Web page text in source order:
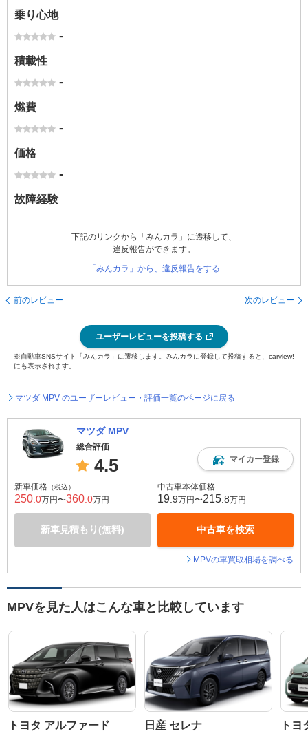
乗り心地
-
積載性
-
燃費
-
価格
-
故障経験
下記のリンクから「みんカラ」に遷移して、
違反報告ができます。
「みんカラ」から、違反報告をする
前のレビュー 次のレビュー
ユーザーレビューを投稿する
※自動車SNSサイト「みんカラ」に遷移します。みんカラに登録して投稿すると、carview!
にも表示されます。
マツダ MPV のユーザーレビュー・評価一覧のページに戻る
マツダ MPV
総合評価
4.5 マイカー登録
新車価格 （税込）
250 .0万円〜360 .0万円
新車見積もり(無料)
中古車本体価格
19 .9万円〜215 .8万円
中古車を検索
MPVの車買取相場を調べる
MPVを見た人はこんな車と比較しています
トヨタ アルファード 日産 セレナ ト